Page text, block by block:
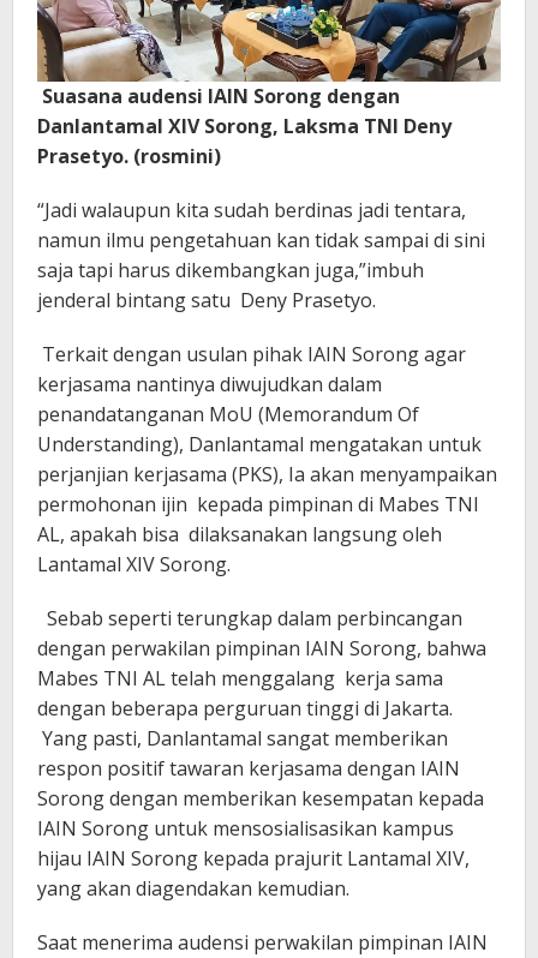
Suasana audensi IAIN Sorong dengan
Danlantamal XIV Sorong, Laksma TNI Deny
Prasetyo. (rosmini)
“Jadi walaupun kita sudah berdinas jadi tentara,
namun ilmu pengetahuan kan tidak sampai di sini
saja tapi harus dikembangkan juga,”imbuh
jenderal bintang satu Deny Prasetyo.
Terkait dengan usulan pihak IAIN Sorong agar
kerjasama nantinya diwujudkan dalam
penandatanganan MoU (Memorandum Of
Understanding), Danlantamal mengatakan untuk
perjanjian kerjasama (PKS), Ia akan menyampaikan
permohonan ijin kepada pimpinan di Mabes TNI
AL, apakah bisa dilaksanakan langsung oleh
Lantamal XIV Sorong.
Sebab seperti terungkap dalam perbincangan
dengan perwakilan pimpinan IAIN Sorong, bahwa
Mabes TNI AL telah menggalang kerja sama
dengan beberapa perguruan tinggi di Jakarta.
Yang pasti, Danlantamal sangat memberikan
respon positif tawaran kerjasama dengan IAIN
Sorong dengan memberikan kesempatan kepada
IAIN Sorong untuk mensosialisasikan kampus
hijau IAIN Sorong kepada prajurit Lantamal XIV,
yang akan diagendakan kemudian.
Saat menerima audensi perwakilan pimpinan IAIN